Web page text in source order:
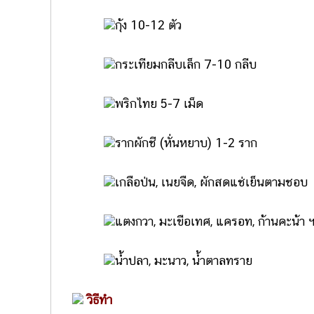
กุ้ง 10-12 ตัว
กระเทียมกลีบเล็ก 7-10 กลีบ
พริกไทย 5-7 เม็ด
รากผักชี (หั่นหยาบ) 1-2 ราก
เกลือป่น, เนยจืด, ผักสดแช่เย็นตามชอบ
แตงกวา, มะเขือเทศ, แครอท, ก้านคะน้า
น้ำปลา, มะนาว, น้ำตาลทราย
วิธีทำ